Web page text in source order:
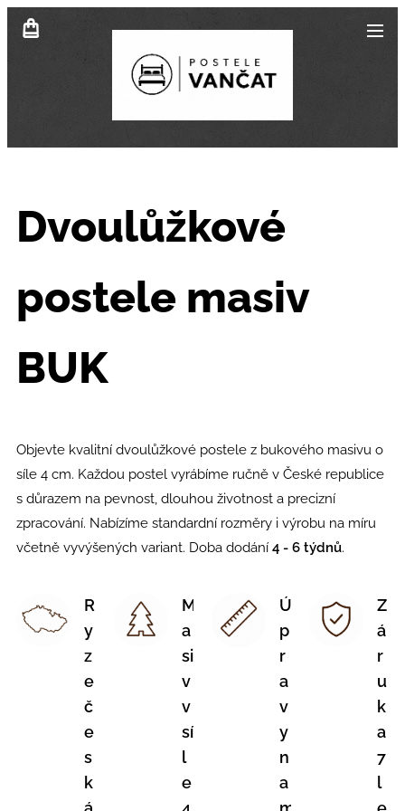
Dvoulůžkové
postele masiv
BUK
Objevte kvalitní dvoulůžkové postele z bukového masivu o
síle 4 cm. Každou postel vyrábíme ručně v České republice
s důrazem na pevnost, dlouhou životnost a precizní
zpracování. Nabízíme standardní rozměry i výrobu na míru
včetně vyvýšených variant. Doba dodání 4 - 6 týdnů.
R
y
z
e
č
e
s
k
M
a
si
v
v
sí
l
e
Ú
p
r
a
v
y
n
a
Z
á
r
u
k
a
7
l